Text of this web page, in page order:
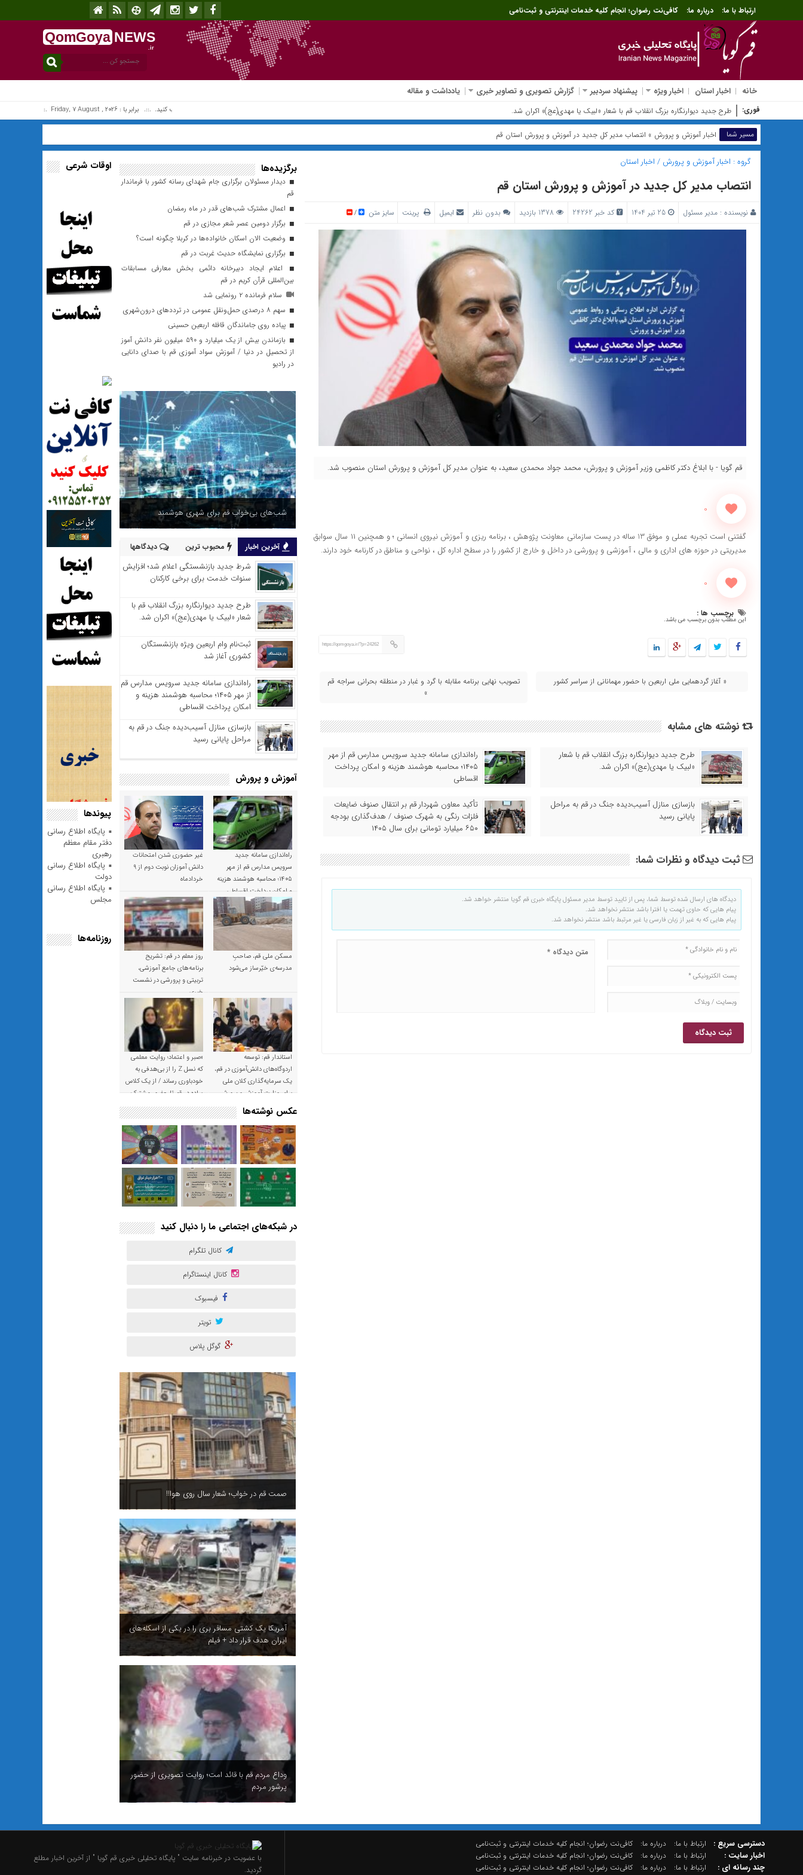
ارتباط با ما: درباره ما: کافی‌نت رضوان؛ انجام کلیه خدمات اینترنتی و ثبت‌نامی
QomGoya NEWS
.ir
خانه اخبار استان اخبار ویژه پیشنهاد سردبیر گزارش تصویری و تصاویر خبری یادداشت و مقاله
فوری: ثبت‌نام وام اربع افزونه جلالی را نصب کنید. .::. برابر با : Friday, 7 August , 2026 .::. اخبار منتشر شده : 0 خبر
مسیر شما اخبار آموزش و پرورش » انتصاب مدیر کل جدید در آموزش و پرورش استان قم
گروه : اخبار آموزش و پرورش / اخبار استان
انتصاب مدیر کل جدید در آموزش و پرورش استان قم
نویسنده : مدیر مسئول کد خبر 24262 بدون نظر ایمیل پرینت سایز متن /
قم گویا - با ابلاغ دکتر کاظمی وزیر آموزش و پرورش، محمد جواد محمدی سعید، به عنوان مدیر کل آموزش و پرورش استان منصوب شد.
0
گفتنی است تجربه عملی و موفق 13 ساله در پست سازمانی معاونت پژوهش ، برنامه ریزی و آموزش نیروی انسانی ؛ و همچنین ۱۱ سال سوابق
مدیریتی در حوزه های اداری و مالی ، آموزشی و پرورشی در داخل و خارج از کشور را در سطح اداره کل ، نواحی و مناطق در کارنامه خود دارند.
0
برچسب ها :
این مطلب بدون برچسب می باشد.
https://qomgoya.ir/?p=24262
« آغاز گردهمایی ملی اربعین با حضور مهمانانی از سراسر کشور
تصویب نهایی برنامه مقابله با گرد و غبار در منطقه بحرانی سراجه قم
»
نوشته های مشابه
طرح جدید دیوارنگاره بزرگ انقلاب قم با شعار
«لبیک یا مهدی(عج)» اکران شد.
راه‌اندازی سامانه جدید سرویس مدارس قم از مهر
۱۴۰۵؛ محاسبه هوشمند هزینه و امکان پرداخت
اقساطی
بازسازی منازل آسیب‌دیده جنگ در قم به مراحل
پایانی رسید
تأکید معاون شهردار قم بر انتقال صنوف ضایعات
فلزات رنگی به شهرک صنوف / هدف‌گذاری بودجه
۶۵۰ میلیارد تومانی برای سال ۱۴۰۵
ثبت دیدگاه و نظرات شما:
دیدگاه های ارسال شده توسط شما، پس از تایید توسط مدیر مسئول پایگاه خبری قم گویا منتشر خواهد شد.
پیام هایی که حاوی تهمت یا افترا باشد منتشر نخواهد شد.
پیام هایی که به غیر از زبان فارسی یا غیر مرتبط باشد منتشر نخواهد شد.
برگزیده‌ها
دیدار مسئولان برگزاری جام شهدای رسانه کشور با فرماندار
قم
اعمال مشترک شب‌های قدر در ماه رمضان
برگزار دومین عصر شعر مجازی در قم
وضعیت الان اسکان خانواده‌ها در کربلا چگونه است؟
برگزاری نمایشگاه حدیث غربت در قم
اعلام ایجاد دبیرخانه دائمی بخش معارفی مسابقات
بین‌المللی قرآن کریم در قم
سلام فرمانده ۲ رونمایی شد
سهم ۸ درصدی حمل‌ونقل عمومی در ترددهای درون‌شهری
پیاده روی جاماندگان قافله اربعین حسینی
بازماندن بیش از یک میلیارد و ۵۹۰ میلیون نفر دانش آموز
از تحصیل در دنیا / آموزش سواد آموزی قم با صدای دانایی
در رادیو
شب‌های بی‌خواب قم برای شهری هوشمند
آخرین اخبار محبوب ترین دیدگاهها
شرط جدید بازنشستگی اعلام شد؛ افزایش
سنوات خدمت برای برخی کارکنان
طرح جدید دیوارنگاره بزرگ انقلاب قم با
شعار «لبیک یا مهدی(عج)» اکران شد.
ثبت‌نام وام اربعین ویژه بازنشستگان
کشوری آغاز شد
راه‌اندازی سامانه جدید سرویس مدارس قم
از مهر ۱۴۰۵؛ محاسبه هوشمند هزینه و
امکان پرداخت اقساطی
بازسازی منازل آسیب‌دیده جنگ در قم به
مراحل پایانی رسید
آموزش و پرورش
راه‌اندازی سامانه جدید
سرویس مدارس قم از مهر
۱۴۰۵؛ محاسبه هوشمند هزینه
و امکان پرداخت اقساطی
غیر حضوری شدن امتحانات
دانش آموزان نوبت دوم از ۹
خردادماه
مسکن ملی قم، صاحبِ
مدرسه‌ی خیّرساز می‌شود
روز معلم در قم: تشریح
برنامه‌های جامع آموزشی،
تربیتی و پرورشی در نشست
خبری
استاندار قم: توسعه
اردوگاه‌های دانش‌آموزی در قم،
یک سرمایه‌گذاری کلان ملی
برای وزارت آموزش و پرورش
است
«صبر و اعتماد؛ روایت معلمی
که نسل Z را از بی‌هدفی به
خودباوری رساند / از یک کلاس
ساده در قم تا حضور مشترک
معلم و هنرجویان در مهم‌ترین
گالری قرآنی هوش مصنوعی
تهران
عکس نوشته‌ها
در شبکه‌های اجتماعی ما را دنبال کنید
کانال تلگرام
کانال اینستاگرام
فیسبوک
تویتر
گوگل پلاس
صمت قم در خواب؛ شعار سال روی هوا!!
آمریکا یک کشتی مسافر بری را در یکی از اسکله‌های
ایران هدف قرار داد + فیلم
وداع مردم قم با قائد امت؛ روایت تصویری از حضور
پرشور مردم
اوقات شرعی
پیوندها
پایگاه اطلاع رسانی
دفتر مقام معظم
رهبری
پایگاه اطلاع رسانی
دولت
پایگاه اطلاع رسانی
مجلس
روزنامه‌ها
دسترسي سريع : ارتباط با ما: درباره ما: کافی‌نت رضوان؛ انجام کلیه خدمات اینترنتی و ثبت‌نامی
اخبار سایت : ارتباط با ما: درباره ما: کافی‌نت رضوان؛ انجام کلیه خدمات اینترنتی و ثبت‌نامی
چند رسانه اي : ارتباط با ما: درباره ما: کافی‌نت رضوان؛ انجام کلیه خدمات اینترنتی و ثبت‌نامی
با عضویت در خبرنامه سایت " پایگاه تحلیلی خبری قم گویا " از آخرین اخبار مطلع
گردید.